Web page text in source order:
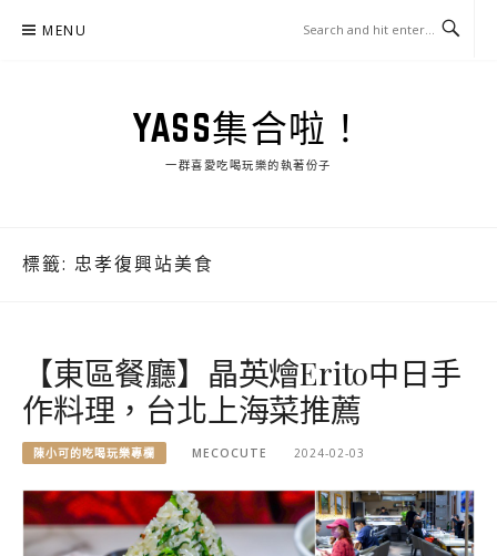
MENU
YASS集合啦！
一群喜愛吃喝玩樂的執著份子
標籤: 忠孝復興站美食
【東區餐廳】晶英燴Erito中日手
作料理，台北上海菜推薦
陳小可的吃喝玩樂專欄 MECOCUTE 2024-02-03